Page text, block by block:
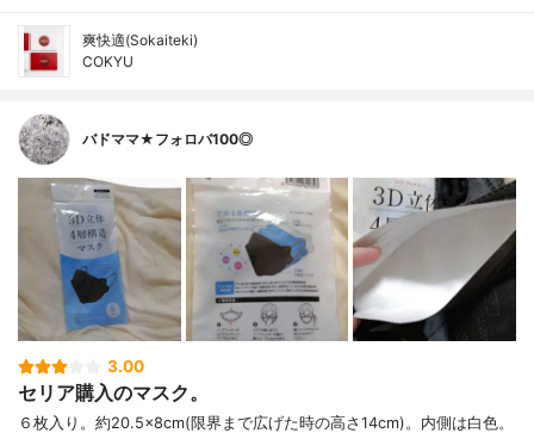
爽快適(Sokaiteki)
COKYU
バドママ★フォロバ100◎
3.00
セリア購入のマスク。
６枚入り。約20.5×8cm(限界まで広げた時の高さ14cm)。内側は白色。